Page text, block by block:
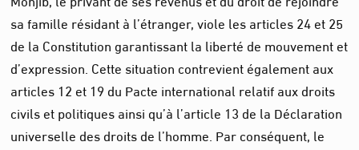
sa famille résidant à l’étranger, viole les articles 24 et 25
de la Constitution garantissant la liberté de mouvement et
d’expression. Cette situation contrevient également aux
articles 12 et 19 du Pacte international relatif aux droits
civils et politiques ainsi qu’à l’article 13 de la Déclaration
universelle des droits de l’homme. Par conséquent, le